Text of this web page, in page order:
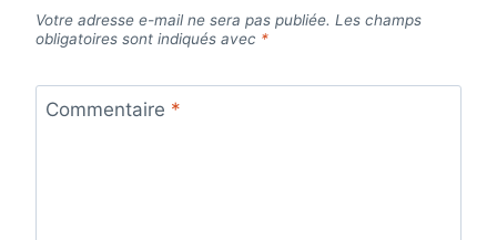
Votre adresse e-mail ne sera pas publiée. Les champs
obligatoires sont indiqués avec *
Commentaire *